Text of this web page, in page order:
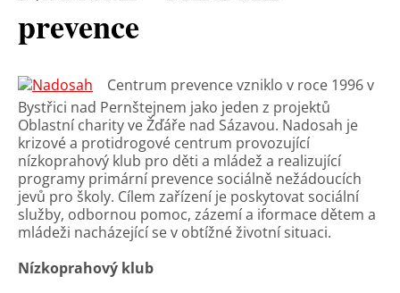
prevence
Centrum prevence vzniklo v roce 1996 v
Bystřici nad Pernštejnem jako jeden z projektů
Oblastní charity ve Žďáře nad Sázavou. Nadosah je
krizové a protidrogové centrum provozující
nízkoprahový klub pro děti a mládež a realizující
programy primární prevence sociálně nežádoucích
jevů pro školy. Cílem zařízení je poskytovat sociální
služby, odbornou pomoc, zázemí a iformace dětem a
mládeži nacházející se v obtížné životní situaci.
Nízkoprahový klub